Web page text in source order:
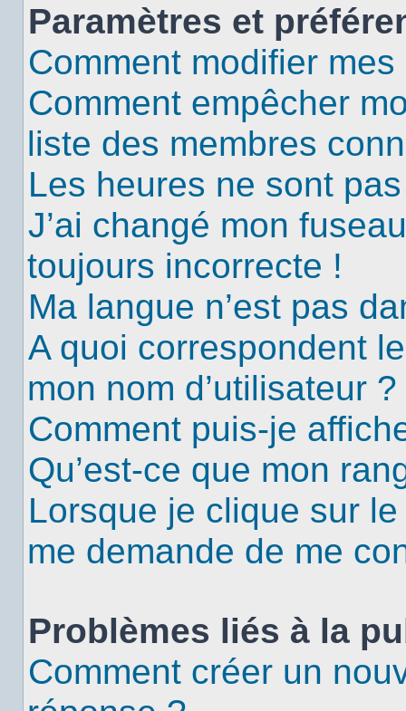
Paramètres et
Comment modifier
Comment empêcher
liste des membres
Les heures ne sont
J’ai changé mon
toujours incorrecte !
Ma langue n’est pas
A quoi correspondent
mon nom d’utilisateur ?
Comment puis-je
Qu’est-ce que mon
Lorsque je clique sur
me demande de me
Problèmes liés à la
Comment créer un